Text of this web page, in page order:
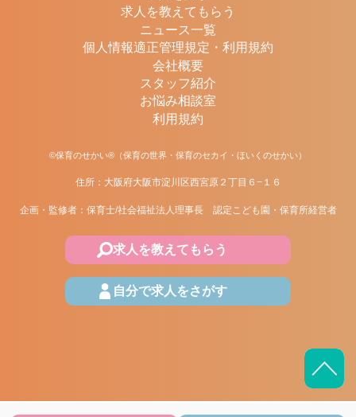
求人を教えてもらう
ニュース一覧
個人情報適正管理規定・利用規約
会社概要
スタッフ紹介
お悩み相談室
利用規約
©保育のせかい®（保育の世界・保育のセカイ・ほいくのせかい）
住所：大阪府大阪市淀川区西宮原２丁目６−１６
企画・監修者：保育士/社会福祉法人理事長 認定こども園・保育所経営者
求人を教えてもらう
自分で求人をさがす